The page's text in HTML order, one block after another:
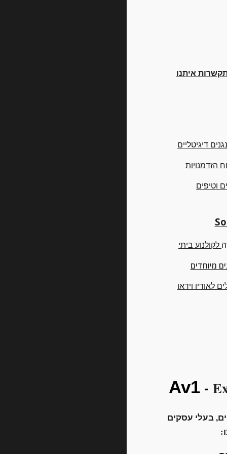
איתנו
נגנים דיגיטליים
וטיפים
לקולנוע ביתי
מיוחדים
לאודיו וידאו
Av1-
בעלי עסקים